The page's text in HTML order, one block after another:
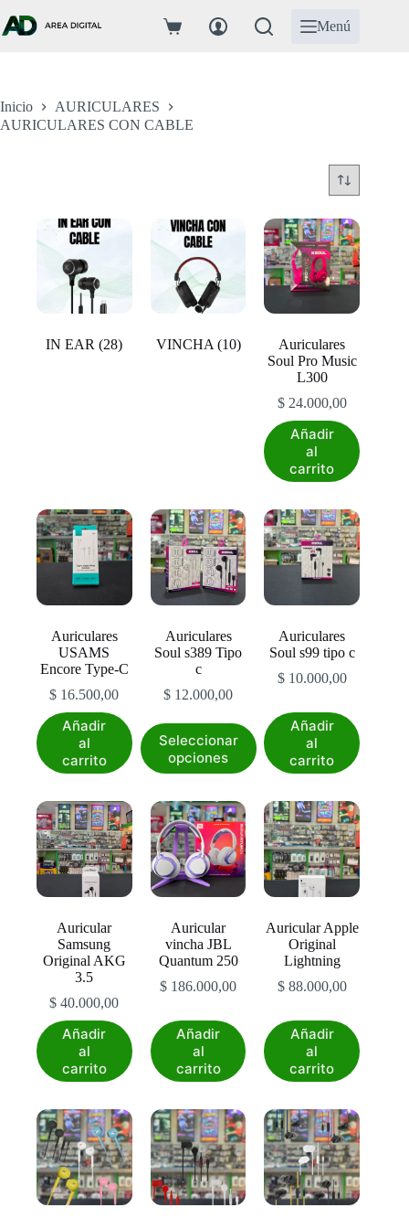
al
contenido
Carro
Menú
Inicio
AURICULARES
AURICULARES CON CABLE
IN EAR(28) VINCHA (10)
Auriculares
Soul Pro Music
L300
$24.000,00
Añadir
al
carrito
Auriculares
USAMS
Encore Type-C
$ 16.500,00
Añadir
al
carrito
Auriculares
Soul s389 Tipo
c
$ 12.000,00
Seleccionar
opciones
producto
tiene
Las
opciones
se
pueden
elegir
en
página
de
producto
Auriculares
Soul s99 tipo c
$10.000,00
Añadir
al
carrito
Auricular
Samsung
Original AKG
3.5
$ 40.000,00
Añadir
al
carrito
Auricular
vincha JBL
Quantum 250
$ 186.000,00
Añadir
al
carrito
Auricular Apple
Original
Lightning
$88.000,00
Añadir
al
carrito